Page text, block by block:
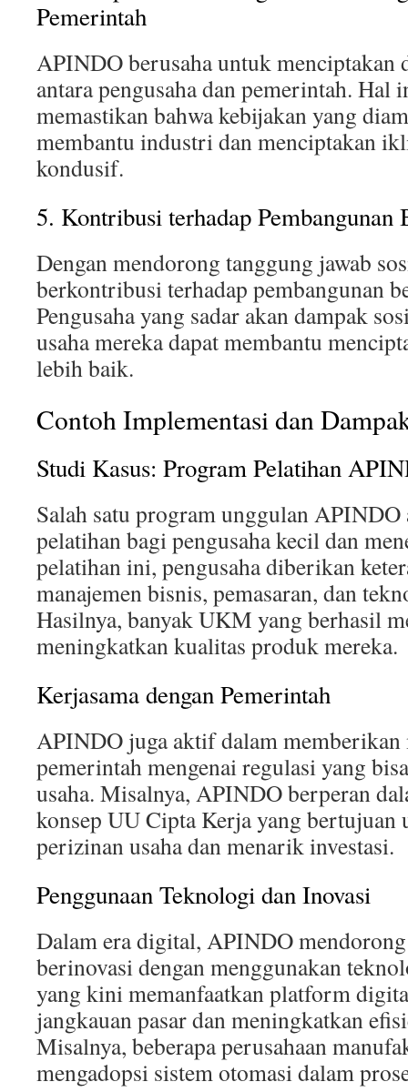
Pemerintah
APINDO berusaha untuk
antara pengusaha dan pemerintah. Hal
memastikan bahwa kebijakan yang
membantu industri dan menciptakan
kondusif.
5. Kontribusi terhadap Pembangunan
Dengan mendorong tanggung jawab
berkontribusi terhadap pembangunan
Pengusaha yang sadar akan dampak
usaha mereka dapat membantu
lebih baik.
Contoh Implementasi dan
Studi Kasus: Program Pelatihan
Salah satu program unggulan
pelatihan bagi pengusaha kecil dan
pelatihan ini, pengusaha diberikan
manajemen bisnis, pemasaran, dan
Hasilnya, banyak UKM yang berhasil
meningkatkan kualitas produk mereka.
Kerjasama dengan Pemerintah
APINDO juga aktif dalam memberikan
pemerintah mengenai regulasi yang
usaha. Misalnya, APINDO berperan
konsep UU Cipta Kerja yang bertujuan
perizinan usaha dan menarik investasi.
Penggunaan Teknologi dan Inovasi
Dalam era digital, APINDO
berinovasi dengan menggunakan
yang kini memanfaatkan platform
jangkauan pasar dan meningkatkan
Misalnya, beberapa perusahaan
mengadopsi sistem otomasi dalam